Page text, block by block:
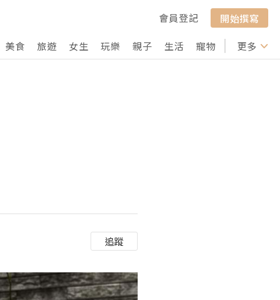
會員登記
開始撰寫
美食 旅遊 女生 玩樂 親子 生活 寵物 行山 打卡
更多
追蹤